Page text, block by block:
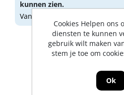
kunnen zien.
Vandaag besteld, morgen
Cookies Helpen ons
diensten te kunnen
gebruik wilt maken
stem je toe om
Ok